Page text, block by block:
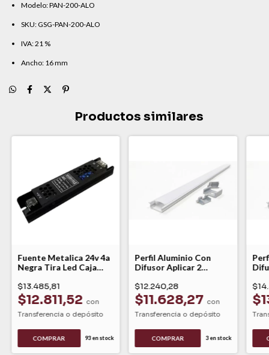
Modelo: PAN-200-ALO
SKU: GSG-PAN-200-ALO
IVA: 21 %
Ancho: 16 mm
Productos similares
Fuente Metalica 24v 4a
Negra Tira Led Caja
$13.485,81
$12.811,52 con
Transferencia o depósito
93en stock
Perfil Aluminio Con
Difusor Aplicar 2
$12.240,28
$11.628,27 con
Transferencia o depósito
3en stock